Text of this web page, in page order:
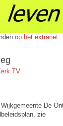
op het extranet
TV
De
zie